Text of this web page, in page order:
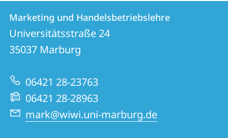
Kontakt
und
Informationen
zur
Website
Kontaktinformationen
Marketing
und
Handelsbetriebslehre
Marketing und Handelsbetriebslehre
Universitätsstraße 24
35037 Marburg
06421 28-23763
06421 28-28963
mark@wiwi.uni-marburg.de